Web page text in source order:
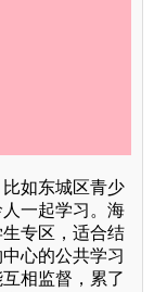
如东城区青少
一起学习。海
专区，适合结
心的公共学习
相监督，累了